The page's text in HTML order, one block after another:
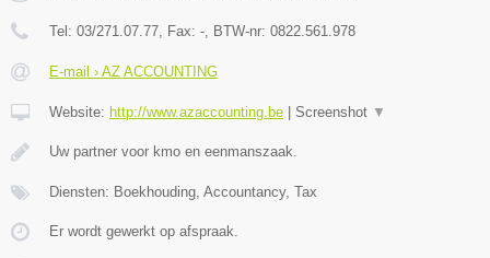
Tel: 03/271.07.77 , Fax: - , BTW-nr: 0822.561.978
E-mail › AZ ACCOUNTING
Website: http://www.azaccounting.be | Screenshot ▼
Uw partner voor kmo en eenmanszaak.
Diensten: Boekhouding, Accountancy, Tax
Er wordt gewerkt op afspraak.